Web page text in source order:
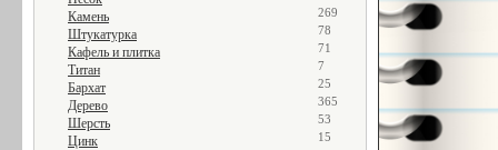
Камень 269
Штукатурка 78
Кафель и плитка 71
Титан 7
Бархат 25
Дерево 365
Шерсть 53
Цинк 15